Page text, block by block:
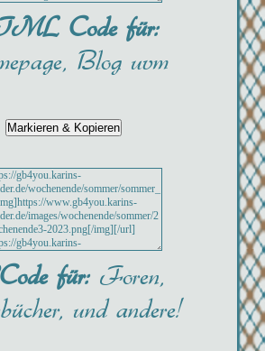
Code für:
Blog uvm
für: Foren,
und andere!